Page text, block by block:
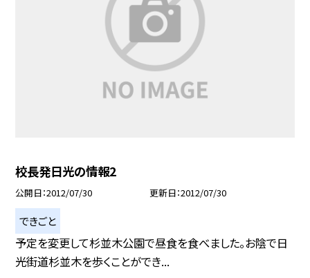
校長発日光の情報2
公開日 2012/07/30 更新日 2012/07/30
できごと
予定を変更して杉並木公園で昼食を食べました。お陰で日
光街道杉並木を歩くことができ...